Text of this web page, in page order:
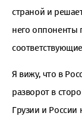
страной и
него оппоненты
Я вижу, что в
разворот в
Грузии и России